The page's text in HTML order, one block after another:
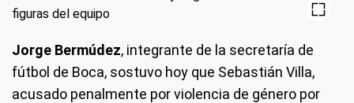
Jorge Bermúdez, integrante de la secretaría de
fútbol de Boca, sostuvo hoy que Sebastián Villa,
acusado penalmente por violencia de género por